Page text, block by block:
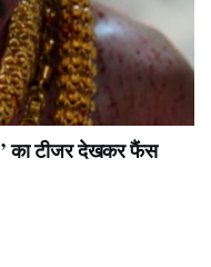
का टीजर देखकर फैंस